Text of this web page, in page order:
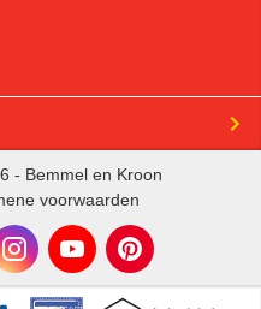
- Bemmel en Kroon
voorwaarden